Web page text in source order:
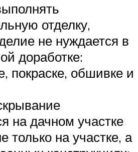
отделку,
не нуждается в
доработке:
покраске, обшивке и
на дачном участке
только на участке, а